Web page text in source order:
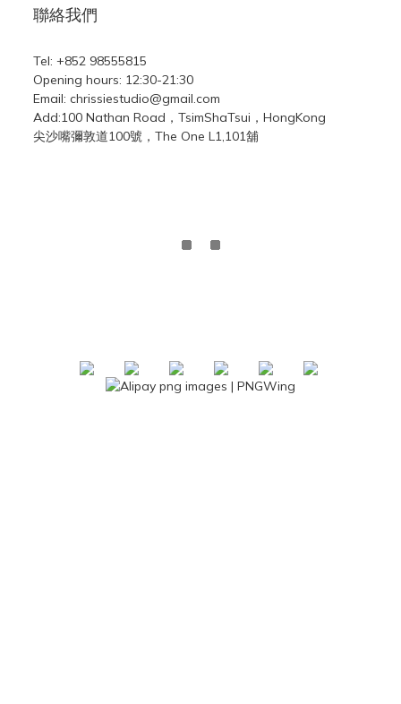
聯絡我們
Tel: +852 98555815
Opening hours: 12:30-21:30
Email: chrissiestudio@gmail.com
Add:100 Nathan Road，TsimShaTsui，HongKong
尖沙嘴彌敦道100號，The One L1,101舖